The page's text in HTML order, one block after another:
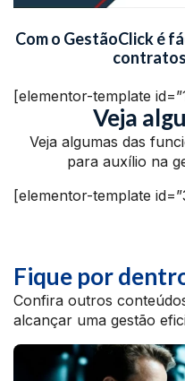
Com o GestãoClick é
[elementor-template
Veja
Veja algumas das
para auxílio na
[elementor-template
Fique por
Confira outros
alcançar uma gestão